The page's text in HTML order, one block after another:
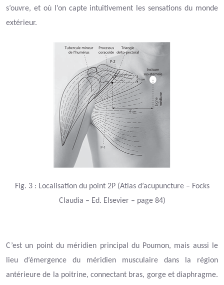
s’ouvre, et où l’on capte intuitivement les sensations du monde
extérieur.
Fig. 3: Localisation du point 2P (Atlas d’acupuncture – Focks
Claudia – Ed. Elsevier – page 84)
C’est un point du méridien principal du Poumon, mais aussi le
lieu d’émergence du méridien musculaire dans la région
antérieure de la poitrine, connectant bras, gorge et diaphragme.